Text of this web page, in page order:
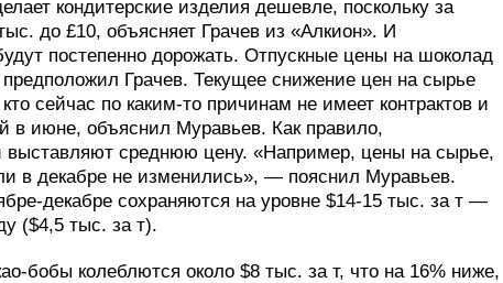
кондитерские изделия дешевле, поскольку за
до £10, объясняет Грачев из «Алкион». И
постепенно дорожать. Отпускные цены на шоколад
Грачев. Текущее снижение цен на сырье
сейчас по каким-то причинам не имеет контрактов и
в июне, объяснил Муравьев. Как правило,
выставляют среднюю цену. «Например, цены на сырье,
в декабре не изменились», — пояснил Муравьев.
декабре сохраняются на уровне $14-15 тыс. за т —
($4,5 тыс. за т).
бобы колеблются около $8 тыс. за т, что на 16% ниже,